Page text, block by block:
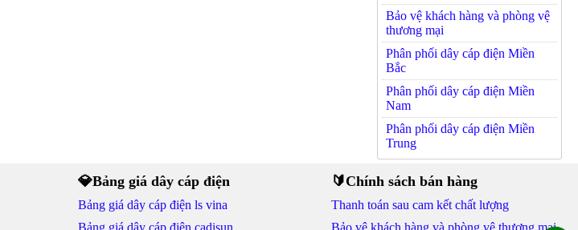
Bảo vệ khách hàng và phòng vệ
thương mại
Phân phối dây cáp điện Miền
Bắc
Phân phối dây cáp điện Miền
Nam
Phân phối dây cáp điện Miền
Trung
💎Bảng giá dây cáp điện
Bảng giá dây cáp điện ls vina
Bảng giá dây cáp điện cadisun
🔰Chính sách bán hàng
Thanh toán sau cam kết chất lượng
Bảo vệ khách hàng và phòng vệ thương mại